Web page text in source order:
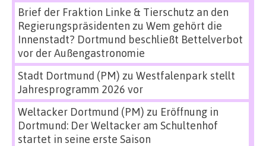
Brief der Fraktion Linke & Tierschutz an den
Regierungspräsidenten zu Wem gehört die
Innenstadt? Dortmund beschließt Bettelverbot
vor der Außengastronomie
Stadt Dortmund (PM) zu Westfalenpark stellt
Jahresprogramm 2026 vor
Weltacker Dortmund (PM) zu Eröffnung in
Dortmund: Der Weltacker am Schultenhof
startet in seine erste Saison